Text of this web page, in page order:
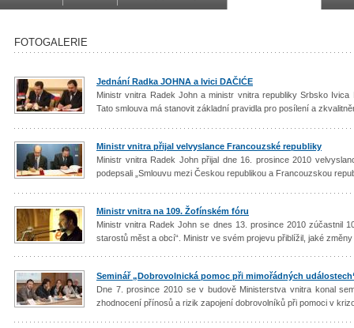
FOTOGALERIE
Jednání Radka JOHNA a Ivici DAČIĆE
Ministr vnitra Radek John a ministr vnitra republiky Srbsko
Tato smlouva má stanovit základní pravidla pro posílení a
Ministr vnitra přijal velvyslance Francouzské republiky
Ministr vnitra Radek John přijal dne 16. prosince 2010
podepsali „Smlouvu mezi Českou republikou a Francouzskou
Ministr vnitra na 109. Žofínském fóru
Ministr vnitra Radek John se dnes 13. prosince 2010 zúčastnil
starostů měst a obcí“. Ministr ve svém projevu přiblížil, jaké
Seminář „Dobrovolnická pomoc při mimořádných
Dne 7. prosince 2010 se v budově Ministerstva vnitra konal
zhodnocení přínosů a rizik zapojení dobrovolníků při pomoci v